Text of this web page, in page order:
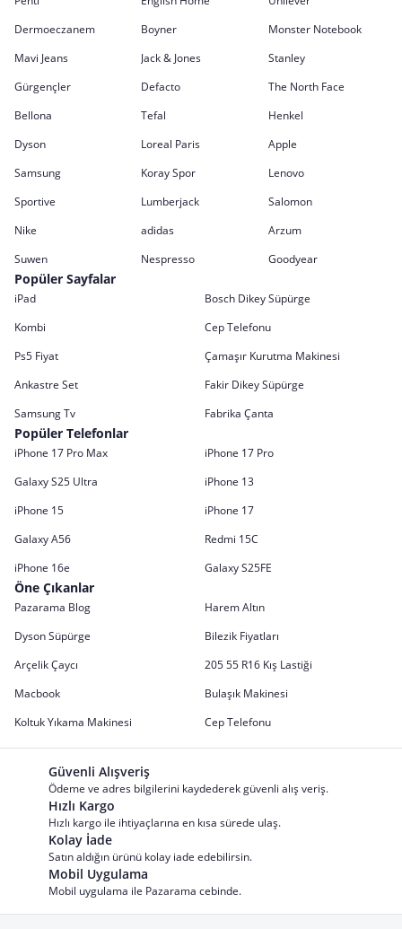
Dermoeczanem
Boyner
Monster Notebook
Mavi Jeans
Jack & Jones
Stanley
Gürgençler
Defacto
The North Face
Bellona
Tefal
Henkel
Dyson
Loreal Paris
Apple
Samsung
Koray Spor
Lenovo
Sportive
Lumberjack
Salomon
Nike
adidas
Arzum
Suwen
Nespresso Goodyear
Popüler Sayfalar
iPad
Bosch Dikey Süpürge
Kombi
Cep Telefonu
Ps5 Fiyat
Çamaşır Kurutma Makinesi
Ankastre Set
Fakir Dikey Süpürge
Samsung Tv
Fabrika Çanta
Popüler Telefonlar
iPhone 17 Pro Max
iPhone 17 Pro
Galaxy S25 Ultra
iPhone 13
iPhone 15
iPhone 17
Galaxy A56
Redmi 15C
iPhone 16e
Galaxy S25FE
Öne Çıkanlar
Pazarama Blog
Harem Altın
Dyson Süpürge
Bilezik Fiyatları
Arçelik Çaycı
205 55 R16 Kış Lastiği
Macbook
Bulaşık Makinesi
Koltuk Yıkama Makinesi
Cep Telefonu
Güvenli Alışveriş
Ödeme ve adres bilgilerini kaydederek güvenli alış veriş.
Hızlı Kargo
Hızlı kargo ile ihtiyaçlarına en kısa sürede ulaş.
Kolay İade
Satın aldığın ürünü kolay iade edebilirsin.
Mobil Uygulama
Mobil uygulama ile Pazarama cebinde.